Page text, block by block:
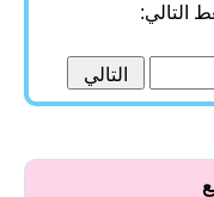
التالي: